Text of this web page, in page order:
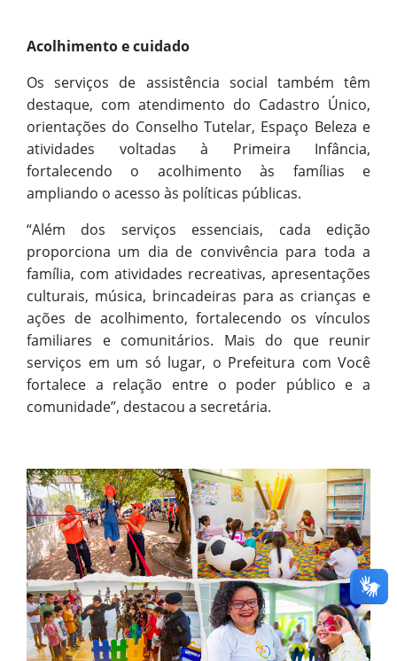
Acolhimento e cuidado
Os serviços de assistência social também têm
destaque, com atendimento do Cadastro Único,
orientações do Conselho Tutelar, Espaço Beleza e
atividades voltadas à Primeira Infância,
fortalecendo o acolhimento às famílias e
ampliando o acesso às políticas públicas.
“Além dos serviços essenciais, cada edição
proporciona um dia de convivência para toda a
família, com atividades recreativas, apresentações
culturais, música, brincadeiras para as crianças e
ações de acolhimento, fortalecendo os vínculos
familiares e comunitários. Mais do que reunir
serviços em um só lugar, o Prefeitura com Você
fortalece a relação entre o poder público e a
comunidade”, destacou a secretária.